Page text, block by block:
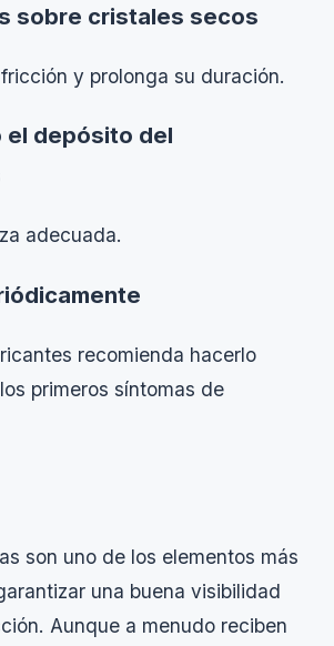
sobre cristales secos
y prolonga su duración.
el depósito del
adecuada.
recomienda hacerlo
primeros síntomas de
son uno de los elementos más
una buena visibilidad
Aunque a menudo reciben